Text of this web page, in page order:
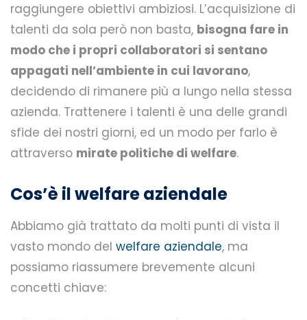
raggiungere obiettivi ambiziosi. L’acquisizione di
talenti da sola però non basta, bisogna fare in
modo che i propri collaboratori si sentano
appagati nell’ambiente in cui lavorano,
decidendo di rimanere più a lungo nella stessa
azienda. Trattenere i talenti è una delle grandi
sfide dei nostri giorni, ed un modo per farlo è
attraverso mirate politiche di welfare.
Cos’è il welfare aziendale
Abbiamo già trattato da molti punti di vista il
vasto mondo del welfare aziendale, ma
possiamo riassumere brevemente alcuni
concetti chiave: